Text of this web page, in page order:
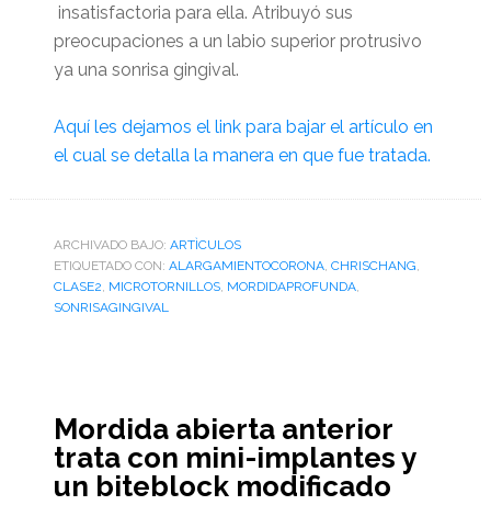
insatisfactoria para ella. Atribuyó sus
preocupaciones a un labio superior protrusivo
ya una sonrisa gingival.
Aquí les dejamos el link para bajar el artículo en
el cual se detalla la manera en que fue tratada.
ARCHIVADO BAJO: ARTÌCULOS
ETIQUETADO CON: ALARGAMIENTOCORONA, CHRISCHANG,
CLASE2, MICROTORNILLOS, MORDIDAPROFUNDA,
SONRISAGINGIVAL
Mordida abierta anterior
trata con mini-implantes y
un biteblock modificado